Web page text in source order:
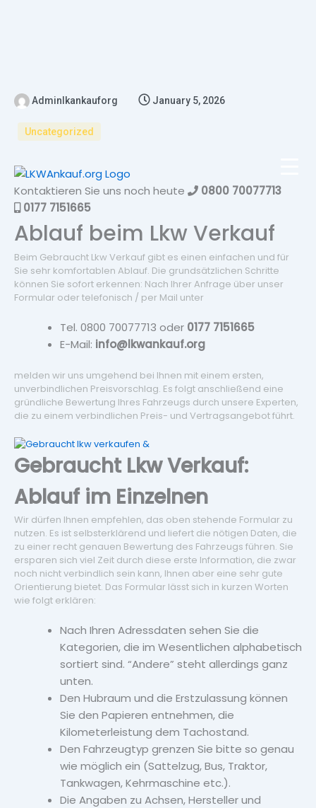
Adminlkankauforg January 5, 2026
Uncategorized
Kontaktieren Sie uns noch heute
0800 70077713
0177 7151665
Ablauf beim Lkw Verkauf
Beim Gebraucht Lkw Verkauf gibt es einen einfachen und für
Sie sehr komfortablen Ablauf. Die grundsätzlichen Schritte
können Sie sofort erkennen: Nach Ihrer Anfrage über unser
Formular oder telefonisch / per Mail unter
Tel. 0800 70077713 oder 0177 7151665
E-Mail: info@lkwankauf.org
melden wir uns umgehend bei Ihnen mit einem ersten,
unverbindlichen Preisvorschlag. Es folgt anschließend eine
gründliche Bewertung Ihres Fahrzeugs durch unsere Experten,
die zu einem verbindlichen Preis- und Vertragsangebot führt.
Gebraucht Lkw Verkauf:
Ablauf im Einzelnen
Wir dürfen Ihnen empfehlen, das oben stehende Formular zu
nutzen. Es ist selbsterklärend und liefert die nötigen Daten, die
zu einer recht genauen Bewertung des Fahrzeugs führen. Sie
ersparen sich viel Zeit durch diese erste Information, die zwar
noch nicht verbindlich sein kann, Ihnen aber eine sehr gute
Orientierung bietet. Das Formular lässt sich in kurzen Worten
wie folgt erklären:
Nach Ihren Adressdaten sehen Sie die
Kategorien, die im Wesentlichen alphabetisch
sortiert sind. “Andere” steht allerdings ganz
unten.
Den Hubraum und die Erstzulassung können
Sie den Papieren entnehmen, die
Kilometerleistung dem Tachostand.
Den Fahrzeugtyp grenzen Sie bitte so genau
wie möglich ein (Sattelzug, Bus, Traktor,
Tankwagen, Kehrmaschine etc.).
Die Angaben zu Achsen, Hersteller und